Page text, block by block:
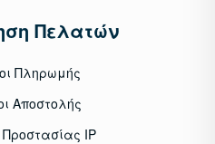
Πελατών
Πληρωμής
Αποστολής
IP